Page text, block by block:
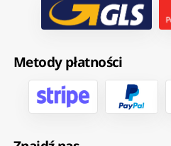
Metody płatności